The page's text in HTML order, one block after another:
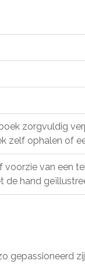
zorgvuldig
zelf ophalen of
voorzie van een
de hand
gepassioneerd